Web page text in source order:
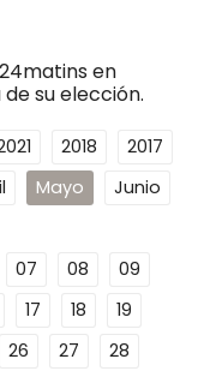
en
su elección.
2018
2017
Mayo
Junio
07 08
09
17 18
19
26 27
28